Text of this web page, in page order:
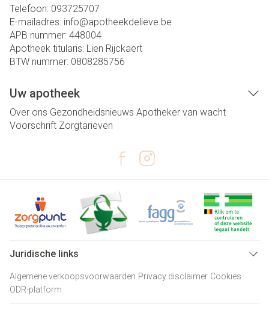
Telefoon: 093725707
E-mailadres: info@apotheekdelieve.be
APB nummer: 448004
Apotheek titularis: Lien Rijckaert
BTW nummer: 0808285756
Uw apotheek
Over ons Gezondheidsnieuws Apotheker van wacht
Voorschrift Zorgtarieven
Juridische links
Algemene verkoopsvoorwaarden Privacy disclaimer Cookies
ODR-platform